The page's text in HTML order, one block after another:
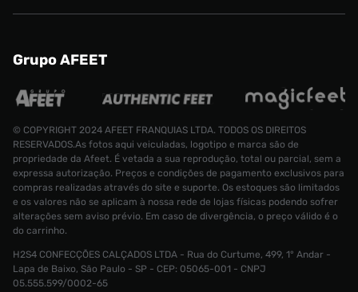
Tênis Nike Lebron XVII Low Masculino
Grupo AFEET
© COPYRIGHT 2024 AFEET FRANQUIAS LTDA. TODOS OS DIREITOS
RESERVADOS.As fotos aqui veiculadas, logotipo e marca são de
propriedade da Afeet. É vetada a sua reprodução, total ou parcial, sem a
expressa autorização. Preços e condições de pagamento exclusivos para
compras realizadas através do site e suporte. Os estoques são limitados
e os valores não se aplicam à nossa rede de lojas físicas podendo sofrer
alterações sem aviso prévio. Em caso de divergência, o preço válido é o
do carrinho.
H2S4 CONFECÇÕES CALÇADOS LTDA - Rua do Curtume, 499, 1° Andar -
Lapa de Baixo, São Paulo - SP - CEP: 05065-001 - CNPJ
05.555.599/0002-65